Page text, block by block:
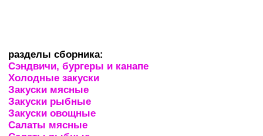
разделы сборника:
Сэндвичи, бургеры и канапе
Холодные закуски
Закуски мясные
Закуски рыбные
Закуски овощные
Салаты мясные